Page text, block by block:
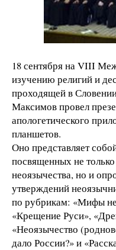
18 сентября на VIII
изучению религий и
проходящей в
Максимов провел
апологетического
планшетов.
Оно представляет
посвященных не
неоязычества, но и
утверждений
по рубрикам: «Мифы
«Крещение Руси»,
«Неоязычество
дало России?» и